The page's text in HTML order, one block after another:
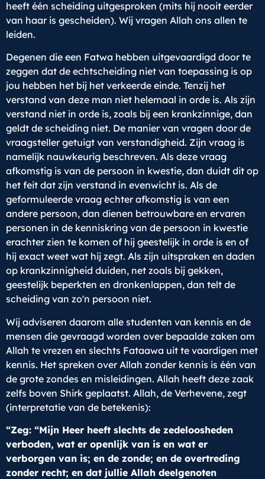
heeft één scheiding uitgesproken (mits hij nooit eerder
van haar is gescheiden). Wij vragen Allah ons allen te
leiden.
Degenen die een Fatwa hebben uitgevaardigd door te
zeggen dat de echtscheiding niet van toepassing is op
jou hebben het bij het verkeerde einde. Tenzij het
verstand van deze man niet helemaal in orde is. Als zijn
verstand niet in orde is, zoals bij een krankzinnige, dan
geldt de scheiding niet. De manier van vragen door de
vraagsteller getuigt van verstandigheid. Zijn vraag is
namelijk nauwkeurig beschreven. Als deze vraag
afkomstig is van de persoon in kwestie, dan duidt dit op
het feit dat zijn verstand in evenwicht is. Als de
geformuleerde vraag echter afkomstig is van een
andere persoon, dan dienen betrouwbare en ervaren
personen in de kenniskring van de persoon in kwestie
erachter zien te komen of hij geestelijk in orde is en of
hij exact weet wat hij zegt. Als zijn uitspraken en daden
op krankzinnigheid duiden, net zoals bij gekken,
geestelijk beperkten en dronkenlappen, dan telt de
scheiding van zo'n persoon niet.
Wij adviseren daarom alle studenten van kennis en de
mensen die gevraagd worden over bepaalde zaken om
Allah te vrezen en slechts Fataawa uit te vaardigen met
kennis. Het spreken over Allah zonder kennis is één van
de grote zondes en misleidingen. Allah heeft deze zaak
zelfs boven Shirk geplaatst. Allah, de Verhevene, zegt
(interpretatie van de betekenis):
“Zeg: “Mijn Heer heeft slechts de zedeloosheden
verboden, wat er openlijk van is en wat er
verborgen van is; en de zonde; en de overtreding
zonder recht; en dat jullie Allah deelgenoten